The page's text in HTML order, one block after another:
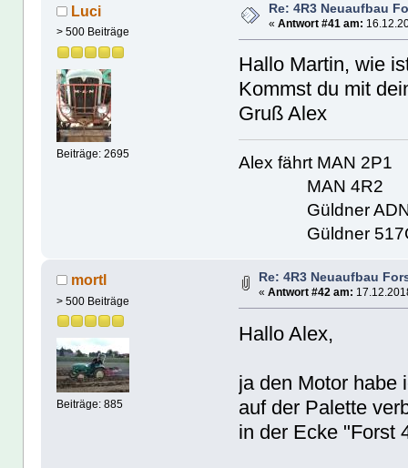
Luci
> 500 Beiträge
Beiträge: 2695
Re: 4R3 Neuaufbau
« Antwort #41 am:
Hallo Martin, wie
Kommst du mit
Gruß Alex
Alex fährt MAN 2P1
MAN 4R2
Güldner ADN
Güldner
mortl
> 500 Beiträge
Beiträge: 885
Re: 4R3 Neuaufbau
« Antwort #42 am:
Hallo Alex,
ja den Motor habe
auf der Palette
in der Ecke "Forst